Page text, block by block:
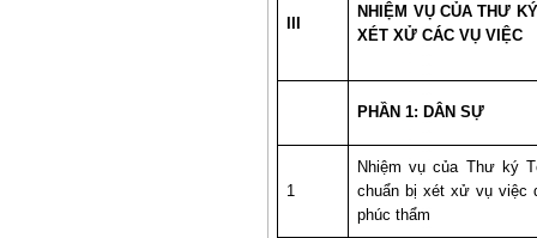
NHIỆM VỤ CỦA THƯ
XÉT XỬ CÁC VỤ VIỆC
PHẦN 1: DÂN SỰ
1
Nhiệm vụ của Thư ký
chuẩn bị xét xử vụ việc
phúc thẩm